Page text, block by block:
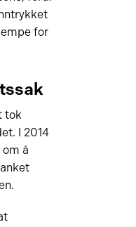
for
tok
I 2014
å